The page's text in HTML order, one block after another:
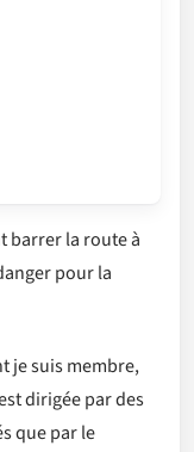
barrer la route à
pour la
je suis membre,
dirigée par des
que par le